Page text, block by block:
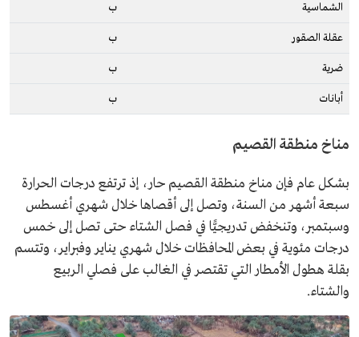
الشماسية ب
عقلة الصقور ب
ضرية ب
أبانات ب
مناخ منطقة القصيم
بشكل عام فإن مناخ منطقة القصيم حار، إذ ترتفع درجات الحرارة
سبعة أشهر من السنة، وتصل إلى أقصاها خلال شهري أغسطس
وسبتمبر، وتنخفض تدريجيًّا في فصل الشتاء حتى تصل إلى خمس
درجات مئوية في بعض المحافظات خلال شهري يناير وفبراير، وتتسم
بقلة هطول الأمطار التي تقتصر في الغالب على فصلي الربيع
والشتاء.